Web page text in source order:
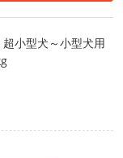
小型犬～小型犬用